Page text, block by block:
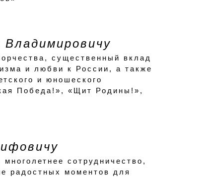
существенный вклад
и любви к России, а также
и юношеского
Победа!», «Щит Родины!»,
сотрудничество,
радостных моментов для